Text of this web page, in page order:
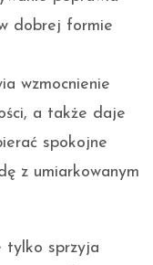
dobrej formie
wzmocnienie
a także daje
spokojne
z umiarkowanym
tylko sprzyja